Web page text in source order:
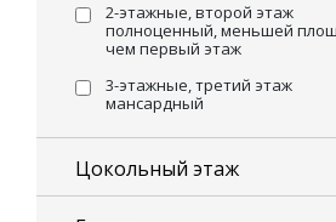
2-этажные, второй этаж
полноценный, меньшей
чем первый этаж
3-этажные, третий этаж
мансардный
Цокольный этаж